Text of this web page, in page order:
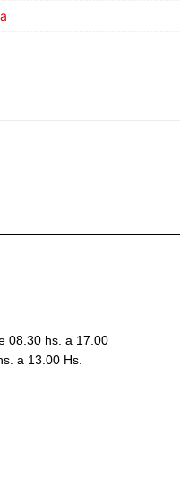
08.30 hs. a 17.00
a 13.00 Hs.